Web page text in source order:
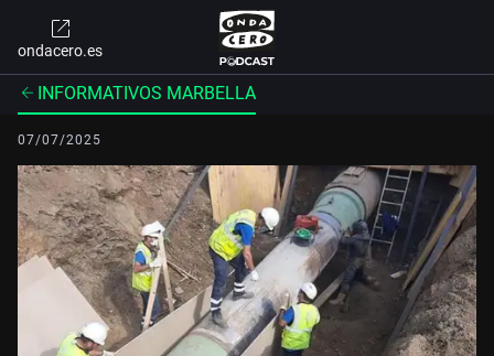
ondacero.es
INFORMATIVOS MARBELLA
07/07/2025